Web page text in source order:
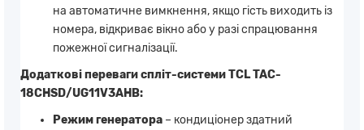
на автоматичне вимкнення, якщо гість виходить із
номера, відкриває вікно або у разі спрацювання
пожежної сигналізації.
Додаткові переваги спліт-системи TCL TAC-
18CHSD/UG11V3AHB:
Режим генератора – кондиціонер здатний